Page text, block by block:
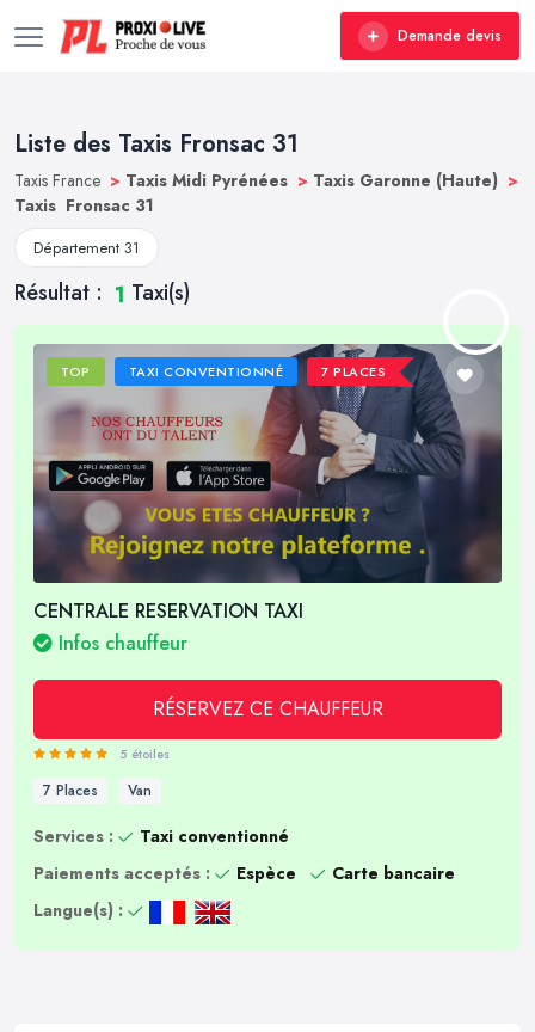
Demande devis
Liste des Taxis Fronsac 31
Taxis France > Taxis Midi Pyrénées > Taxis Garonne (Haute) >
Taxis Fronsac 31
Département 31
Résultat : 1 Taxi(s)
TOP TAXI CONVENTIONNÉ 7 PLACES
CENTRALE RESERVATION TAXI
Infos chauffeur
RÉSERVEZ CE CHAUFFEUR
5 étoiles
7 Places Van
Services :
Taxi conventionné
Paiements acceptés :
Espèce
Carte bancaire
Langue(s) :